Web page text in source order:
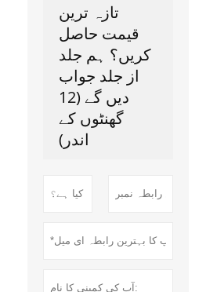
تازہ ترین
قیمت حاصل
کریں؟ ہم جلد
از جلد جواب
دیں گے (12
گھنٹوں کے
اندر)